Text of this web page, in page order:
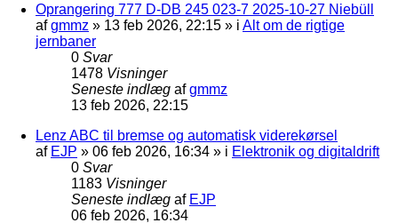
Oprangering 777 D-DB 245 023-7 2025-10-27 Niebüll
afgmmz » 13 feb 2026, 22:15 » i Alt om de rigtige
jernbaner
0 Svar
1478 Visninger
Seneste indlæg afgmmz
13 feb 2026, 22:15
Lenz ABC til bremse og automatisk viderekørsel
af EJP » 06 feb 2026, 16:34 » i Elektronik og digitaldrift
0 Svar
1183 Visninger
Seneste indlæg af EJP
06 feb 2026, 16:34